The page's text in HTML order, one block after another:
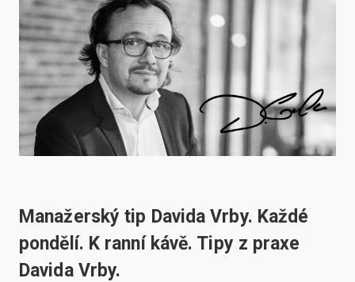
Manažerský tip Davida Vrby. Každé
pondělí. K ranní kávě. Tipy z praxe
Davida Vrby.